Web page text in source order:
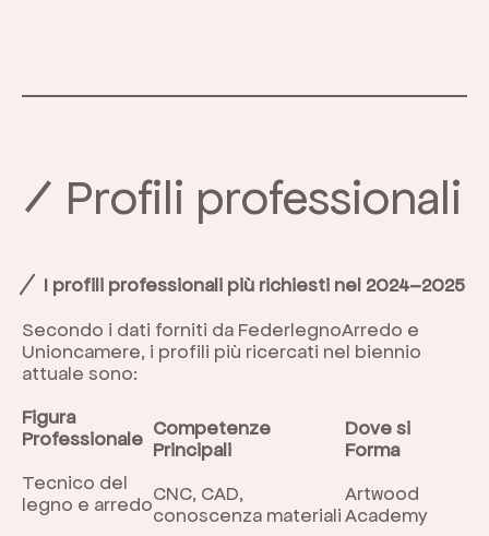
Profili professionali
I profili professionali più richiesti nel 2024–2025
Secondo i dati forniti da FederlegnoArredo e
Unioncamere, i profili più ricercati nel biennio
attuale sono:
Figura
Professionale Competenze
Principali
Dove si
Forma
Tecnico del
legno e arredoCNC, CAD,
conoscenza materiali
Artwood
Academy